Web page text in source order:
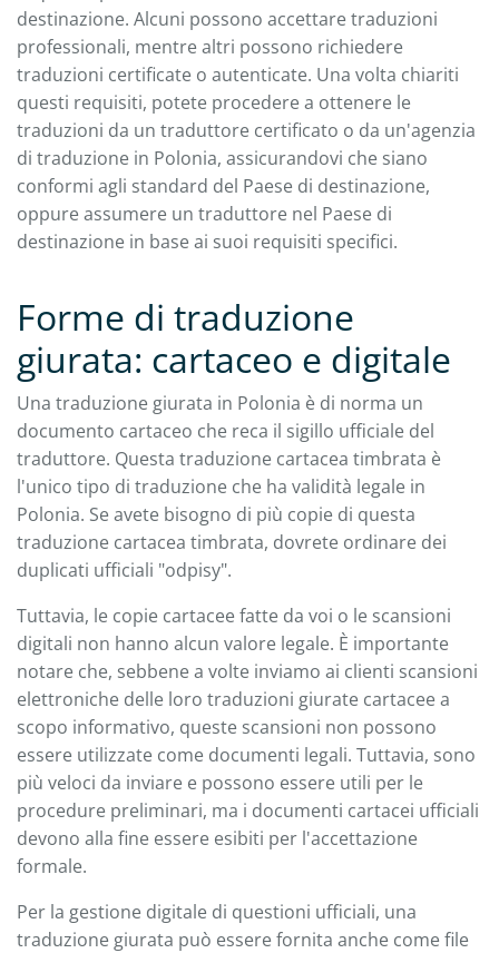
destinazione. Alcuni possono accettare traduzioni
professionali, mentre altri possono richiedere
traduzioni certificate o autenticate. Una volta chiariti
questi requisiti, potete procedere a ottenere le
traduzioni da un traduttore certificato o da un'agenzia
di traduzione in Polonia, assicurandovi che siano
conformi agli standard del Paese di destinazione,
oppure assumere un traduttore nel Paese di
destinazione in base ai suoi requisiti specifici.
Forme di traduzione
giurata: cartaceo e digitale
Una traduzione giurata in Polonia è di norma un
documento cartaceo che reca il sigillo ufficiale del
traduttore. Questa traduzione cartacea timbrata è
l'unico tipo di traduzione che ha validità legale in
Polonia. Se avete bisogno di più copie di questa
traduzione cartacea timbrata, dovrete ordinare dei
duplicati ufficiali "odpisy".
Tuttavia, le copie cartacee fatte da voi o le scansioni
digitali non hanno alcun valore legale. È importante
notare che, sebbene a volte inviamo ai clienti scansioni
elettroniche delle loro traduzioni giurate cartacee a
scopo informativo, queste scansioni non possono
essere utilizzate come documenti legali. Tuttavia, sono
più veloci da inviare e possono essere utili per le
procedure preliminari, ma i documenti cartacei ufficiali
devono alla fine essere esibiti per l'accettazione
formale.
Per la gestione digitale di questioni ufficiali, una
traduzione giurata può essere fornita anche come file